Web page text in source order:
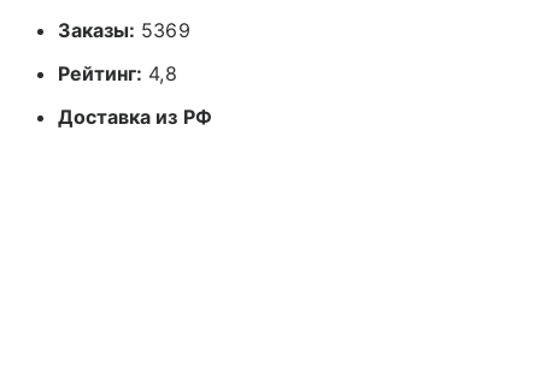
Заказы: 5369
Рейтинг: 4,8
Доставка из РФ